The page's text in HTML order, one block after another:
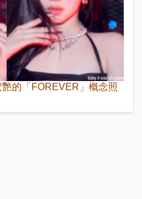
的「FOREVER」概念照